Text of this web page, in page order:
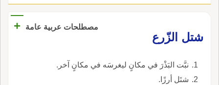
مصطلحات عربية عامة
+
شتل الزّرع
نبَّت البَذْرَ في مكانٍ ليغرسَه في مكانٍ آخر.
شتَل أرزًا.